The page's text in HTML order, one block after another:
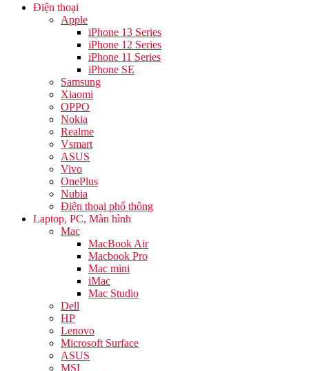
Điện thoại
Apple
iPhone 13 Series
iPhone 12 Series
iPhone 11 Series
iPhone SE
Samsung
Xiaomi
OPPO
Nokia
Realme
Vsmart
ASUS
Vivo
OnePlus
Nubia
Điện thoại phổ thông
Laptop, PC, Màn hình
Mac
MacBook Air
Macbook Pro
Mac mini
iMac
Mac Studio
Dell
HP
Lenovo
Microsoft Surface
ASUS
MSI